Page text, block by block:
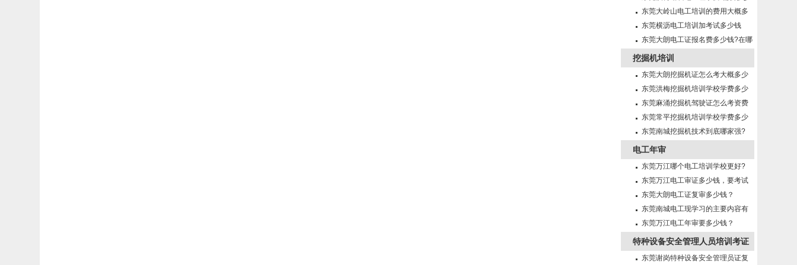
钱?需要什么条件?
东莞大岭山电工培训的费用大概多
少钱啊
东莞横沥电工培训加考试多少钱
东莞大朗电工证报名费多少钱?在哪
里报名?
挖掘机培训
东莞大朗挖掘机证怎么考大概多少
钱?在哪里报名？
东莞洪梅挖掘机培训学校学费多少
钱?
东莞麻涌挖掘机驾驶证怎么考资费
多少?
东莞常平挖掘机培训学校学费多少
钱?
东莞南城挖掘机技术到底哪家强?
电工年审
东莞万江哪个电工培训学校更好?
东莞万江电工审证多少钱，要考试
吗？
东莞大朗电工证复审多少钱？
东莞南城电工现学习的主要内容有
哪些?
东莞万江电工年审要多少钱？
特种设备安全管理人员培训考证
东莞谢岗特种设备安全管理员证复